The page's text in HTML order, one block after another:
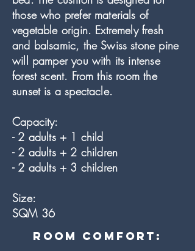
those who prefer materials of
vegetable origin. Extremely fresh
and balsamic, the Swiss stone pine
will pamper you with its intense
forest scent. From this room the
sunset is a spectacle.
Capacity:
- 2 adults + 1 child
- 2 adults + 2 children
- 2 adults + 3 children
Size:
SQM 36
room comfort: